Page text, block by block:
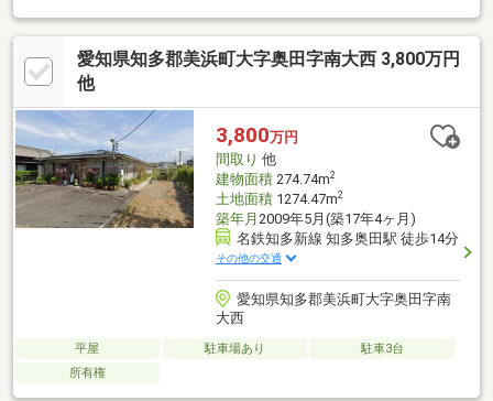
す。 ≪周辺環境のポイント≫●緑丘小学校まで徒歩12分●薬局やコ
ンビニ徒歩5分●買い物施設が充実した環境 ＊薬局やコンビニが徒
歩5分圏内！商業施設が多く、毎日のお買い物に大変便利な環境で
す。
愛知県知多郡美浜町大字奥田字南大西 3,800万円
他
3,800万円
間取り 他
建物面積274.74m2
土地面積1274.47m2
築年月 2009年5月(築17年4ヶ月)
名鉄知多新線 知多奥田駅 徒歩14分
その他の交通
愛知県知多郡美浜町大字奥田字南
大西
平屋 駐車場あり
駐車3台
所有権